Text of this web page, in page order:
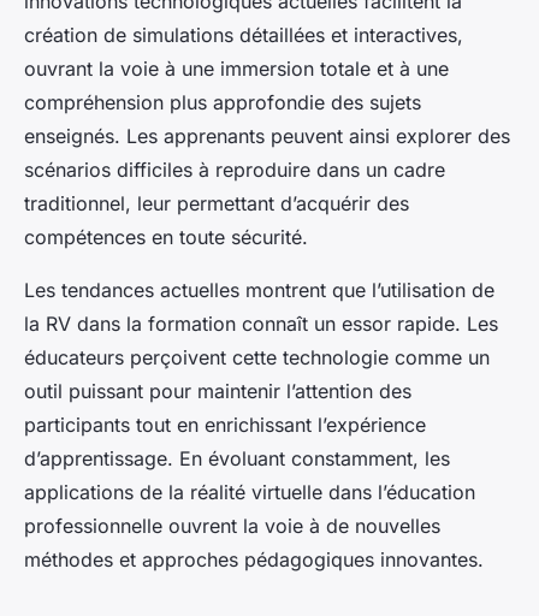
création de simulations détaillées et interactives,
ouvrant la voie à une immersion totale et à une
compréhension plus approfondie des sujets
enseignés. Les apprenants peuvent ainsi explorer des
scénarios difficiles à reproduire dans un cadre
traditionnel, leur permettant d’acquérir des
compétences en toute sécurité.
Les tendances actuelles montrent que l’utilisation de
la RV dans la formation connaît un essor rapide. Les
éducateurs perçoivent cette technologie comme un
outil puissant pour maintenir l’attention des
participants tout en enrichissant l’expérience
d’apprentissage. En évoluant constamment, les
applications de la réalité virtuelle dans l’éducation
professionnelle ouvrent la voie à de nouvelles
méthodes et approches pédagogiques innovantes.